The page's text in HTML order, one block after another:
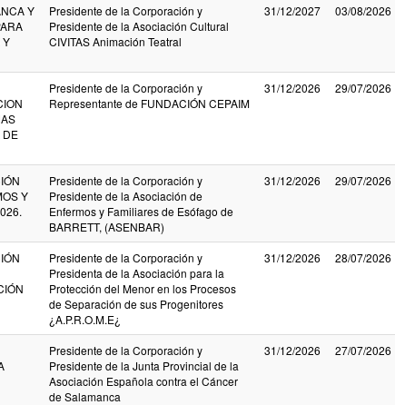
Y
Y
Presidente de la Corporación y
Presidente de la Asociación Cultural
CIVITAS Animación Teatral
31/12/2027 03/08/2026
DE
Presidente de la Corporación y
Representante de FUNDACIÓN CEPAIM
31/12/2026 29/07/2026
Y
Presidente de la Corporación y
Presidente de la Asociación de
Enfermos y Familiares de Esófago de
BARRETT, (ASENBAR)
31/12/2026 29/07/2026
Presidente de la Corporación y
Presidenta de la Asociación para la
Protección del Menor en los Procesos
de Separación de sus Progenitores
¿A.P.R.O.M.E¿
31/12/2026 28/07/2026
Presidente de la Corporación y
Presidente de la Junta Provincial de la
Asociación Española contra el Cáncer
de Salamanca
31/12/2026 27/07/2026